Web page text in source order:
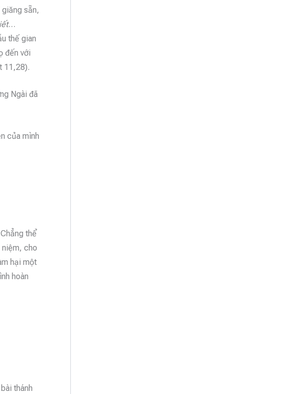
sẵn,
…
thế gian
đến với
11,28).
Ngài đã
của mình
thể
niệm, cho
hại một
hoàn
thánh